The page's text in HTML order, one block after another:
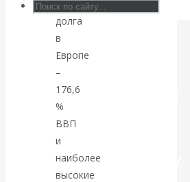
Искусственный
интеллект —
революционный
переход к
посткапитализму
государственного
долга
в
Европе
–
176,6
%
ВВП
и
наиболее
высокие